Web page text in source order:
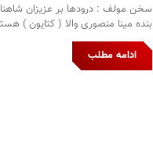
سخن مولف : درودها بر عزیزان
بنده مینا منصوری والا ( کتایون ) هستم عضو ارشد فردوسی سرای ایران ، ۱۵ سال
ادامه مطلب